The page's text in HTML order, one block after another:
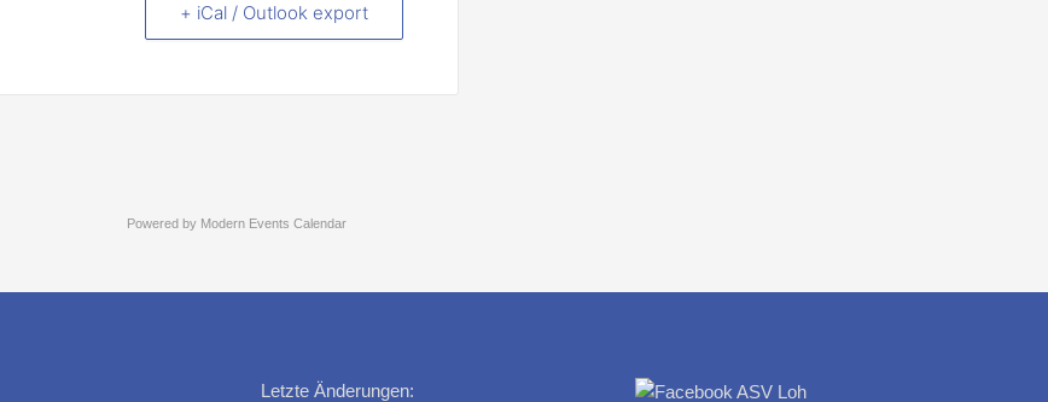
+ iCal / Outlook export
Powered by Modern Events Calendar
Letzte Änderungen: